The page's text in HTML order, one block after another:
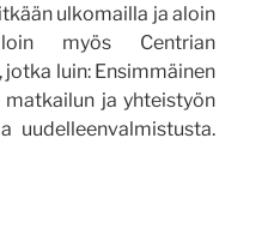
ulkomailla ja aloin
myös Centrian
luin: Ensimmäinen
matkailun ja yhteistyön
uudelleenvalmistusta.